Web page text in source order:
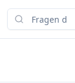
Suchen